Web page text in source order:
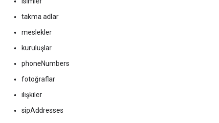
takma adlar
meslekler
kuruluşlar
phoneNumbers
fotoğraflar
ilişkiler
sipAddresses